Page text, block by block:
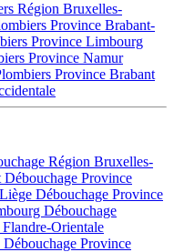
Région Bruxelles-
Province Brabant-
Province Limbourg
Province Namur
Province Brabant
Région Bruxelles-
Débouchage Province
Débouchage Province
Débouchage
Orientale
Débouchage Province